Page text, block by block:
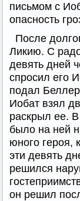
письмом с
опасность
После
Ликию. С
девять дней
спросил его
подал
Иобат взял
раскрыл ее.
было на ней
юного героя,
эти девять
решился
он решил